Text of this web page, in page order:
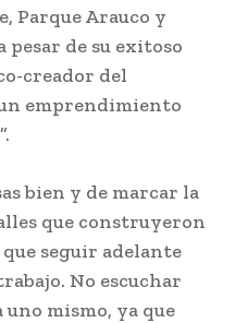
Parque Arauco y
pesar de su exitoso
creador del
emprendimiento
bien y de marcar la
que construyeron
seguir adelante
No escuchar
uno mismo, ya que